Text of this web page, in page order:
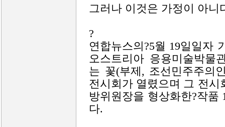
그러나 이것은 가정이 아니
?
연합뉴스의?5월 19일일자
오스트리아 응용미술박물
는 꽃(부제, 조선민주주의
전시회가 열렸으며 그 전
방위원장을 형상화한?작
다.